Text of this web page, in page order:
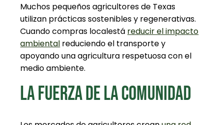
Muchos pequeños agricultores de Texas
utilizan prácticas sostenibles y regenerativas.
Cuandocompras localestá reducir el impacto
ambiental reduciendo el transporte y
apoyando una agricultura respetuosa con el
medio ambiente.
LA FUERZA DE LA COMUNIDAD